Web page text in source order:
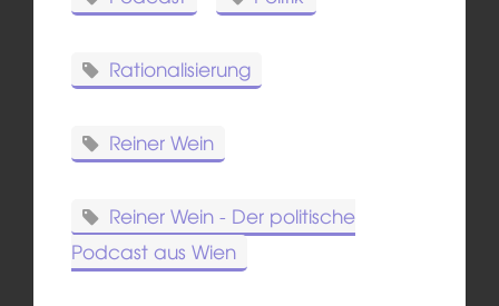
Rationalisierung
Reiner Wein
Reiner Wein - Der politische
Podcast aus Wien